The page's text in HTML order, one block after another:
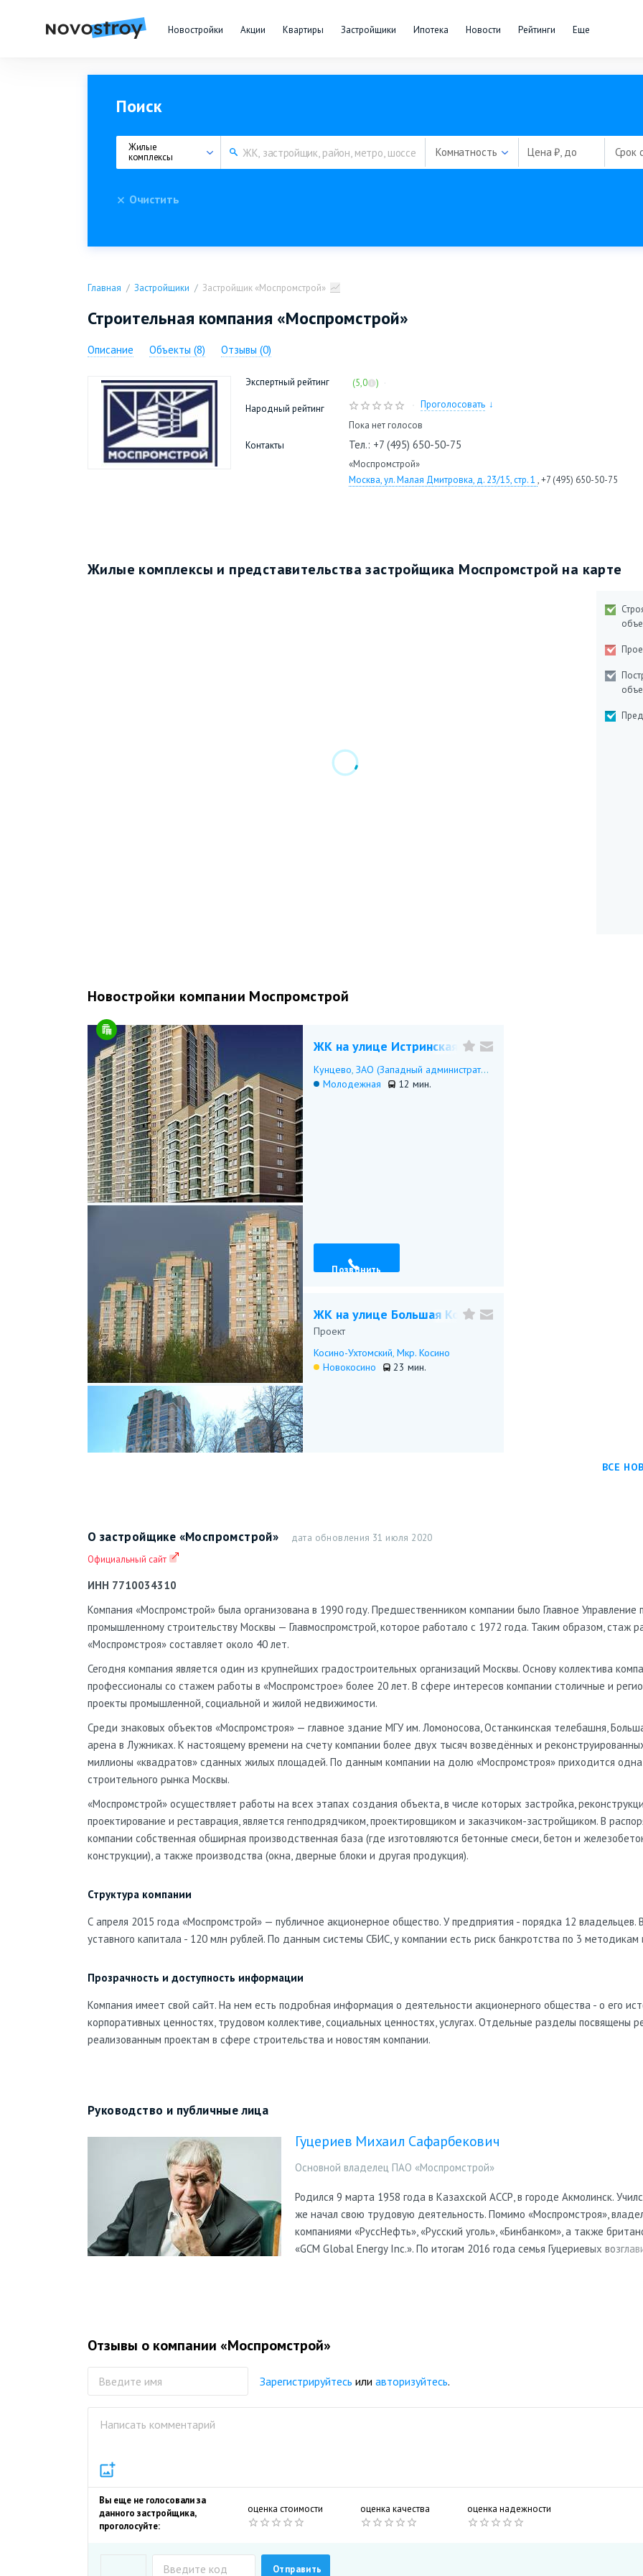
Новостройки Акции Квартиры Застройщики Ипотека Новости Рейтинги Еще
Поиск
Жилые
комплексы
Комнатность Цена ₽, до Срок
Очистить
Главная Застройщики Застройщик «Моспромстрой»
Строительная компания «Моспромстрой»
Описание Объекты (8) Отзывы (0)
Экспертный рейтинг (5,0 ) ·
Народный рейтинг
Проголосовать
Пока нет голосов
Контакты
Тел.: +7 (495) 650-50-75
«Моспромстрой»
Москва, ул. Малая Дмитровка, д. 23/15, стр. 1 , +7 (495) 650-50-75
Жилые комплексы и представительства застройщика Моспромстрой на карте
Новостройки компании Моспромстрой
ЖК «Каменный цветок»
Ростокино
СВАО (Северо-Восточный административный округ)
Ростокино
10 мин.
ЖК на улице Истринская
Кунцево, ЗАО (Западный административный округ)
Молодежная
12 мин.
Позвонить
ЖК на улице Большая Косинская
Проект
Косино-Ухтомский, Мкр. Косино
Новокосино
23 мин.
Позвонить
Коньково,ЮЗАО (Юго-Западный административный округ)
Академическая
Позвонить
МФК на улице Ферганская
Арбат
ВСЕ
О застройщике «Моспромстрой»
дата обновления 31 июля 2020
Официальный сайт
ИНН 7710034310
Компания «Моспромстрой» была организована в 1990 году. Предшественником компании было Главное Управление
промышленному строительству Москвы — Главмоспромстрой, которое работало с 1972 года. Таким образом, стаж
«Моспромстроя» составляет около 40 лет.
Сегодня компания является один из крупнейших градостроительных организаций Москвы. Основу коллектива
профессионалы со стажем работы в «Моспромстрое» более 20 лет. В сфере интересов компании столичные и
проекты промышленной, социальной и жилой недвижимости.
Среди знаковых объектов «Моспромстроя» — главное здание МГУ им. Ломоносова, Останкинская телебашня,
арена в Лужниках. К настоящему времени на счету компании более двух тысяч возведённых и
миллионы «квадратов» сданных жилых площадей. По данным компании на долю «Моспромстроя» приходится одна
строительного рынка Москвы.
«Моспромстрой» осуществляет работы на всех этапах создания объекта, в числе которых застройка,
проектирование и реставрация, является генподрядчиком, проектировщиком и заказчиком-застройщиком. В
компании собственная обширная производственная база (где изготовляются бетонные смеси, бетон и
конструкции), а также производства (окна, дверные блоки и другая продукция).
Структура компании
С апреля 2015 года «Моспромстрой» — публичное акционерное общество. У предприятия - порядка 12 владельцев.
уставного капитала - 120 млн рублей. По данным системы СБИС, у компании есть риск банкротства по 3 методикам
Прозрачность и доступность информации
Компания имеет свой сайт. На нем есть подробная информация о деятельности акционерного общества - о его
корпоративных ценностях, трудовом коллективе, социальных ценностях, услугах. Отдельные разделы посвящены
реализованным проектам в сфере строительства и новостям компании.
Руководство и публичные лица
Гуцериев Михаил Сафарбекович
Основной владелец ПАО «Моспромстрой»
Родился 9 марта 1958 года в Казахской АССР, в городе Акмолинск.
же начал свою трудовую деятельность. Помимо «Моспромстроя»,
компаниями «РуссНефть», «Русский уголь», «Бинбанком», а также
«GCM Global Energy Inc.». По итогам 2016 года семья Гуцериевых
Отзывы о компании «Моспромстрой»
Зарегистрируйтесь или авторизуйтесь.
Вы еще не голосовали за
данного застройщика,
проголосуйте:
оценка стоимости оценка качества оценка надежности